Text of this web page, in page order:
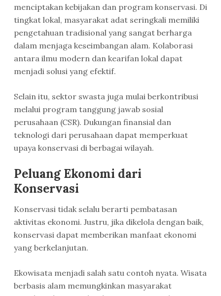
menciptakan kebijakan dan program konservasi. Di
tingkat lokal, masyarakat adat seringkali memiliki
pengetahuan tradisional yang sangat berharga
dalam menjaga keseimbangan alam. Kolaborasi
antara ilmu modern dan kearifan lokal dapat
menjadi solusi yang efektif.
Selain itu, sektor swasta juga mulai berkontribusi
melalui program tanggung jawab sosial
perusahaan (CSR). Dukungan finansial dan
teknologi dari perusahaan dapat memperkuat
upaya konservasi di berbagai wilayah.
Peluang Ekonomi dari
Konservasi
Konservasi tidak selalu berarti pembatasan
aktivitas ekonomi. Justru, jika dikelola dengan baik,
konservasi dapat memberikan manfaat ekonomi
yang berkelanjutan.
Ekowisata menjadi salah satu contoh nyata. Wisata
berbasis alam memungkinkan masyarakat